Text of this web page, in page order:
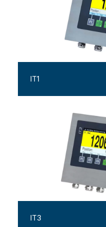
IT1
IT3